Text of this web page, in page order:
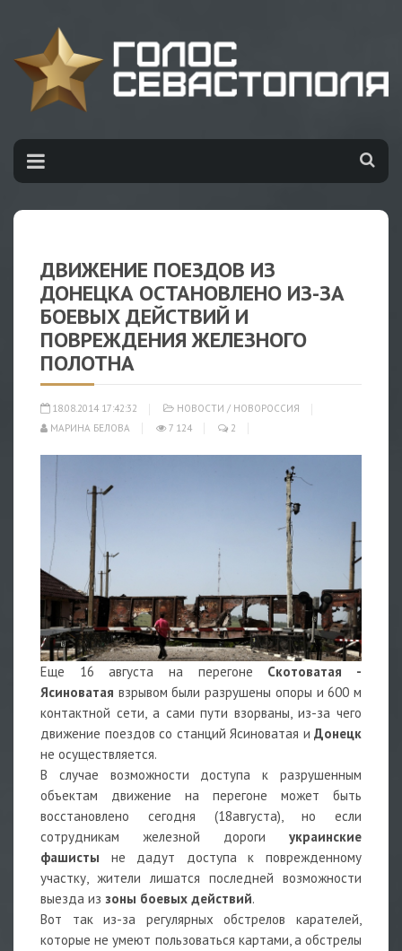
ДВИЖЕНИЕ ПОЕЗДОВ ИЗ
ДОНЕЦКА ОСТАНОВЛЕНО ИЗ-ЗА
БОЕВЫХ ДЕЙСТВИЙ И
ПОВРЕЖДЕНИЯ ЖЕЛЕЗНОГО
ПОЛОТНА
18.08.2014 17:42:32 НОВОСТИ / НОВОРОССИЯ
МАРИНА БЕЛОВА
7 124 2
Еще 16 августа на перегоне Скотоватая -
Ясиноватая взрывом были разрушены опоры и 600 м
контактной сети, а сами пути взорваны, из-за чего
движение поездов со станций Ясиноватая и Донецк
не осуществляется.
В случае возможности доступа к разрушенным
объектам движение на перегоне может быть
восстановлено сегодня (18августа), но если
сотрудникам железной дороги украинские
фашисты не дадут доступа к поврежденному
участку, жители лишатся последней возможности
выезда из зоны боевых действий.
Вот так из-за регулярных обстрелов карателей,
которые не умеют пользоваться картами, а обстрелы